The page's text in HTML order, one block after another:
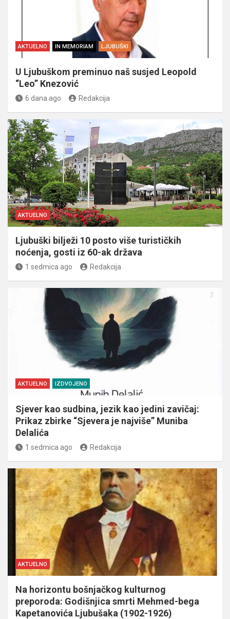
AKTUELNO IN MEMORIAM LJUBUŠKI
U Ljubuškom preminuo naš susjed Leopold
“Leo” Knezović
6 dana ago Redakcija
AKTUELNO
Ljubuški bilježi 10 posto više turističkih
noćenja, gosti iz 60-ak država
1 sedmica ago Redakcija
AKTUELNO IZDVOJENO
Sjever kao sudbina, jezik kao jedini zavičaj:
Prikaz zbirke “Sjevera je najviše” Muniba
Delalića
1 sedmica ago Redakcija
AKTUELNO
Na horizontu bošnjačkog kulturnog
preporoda: Godišnjica smrti Mehmed-bega
Kapetanovića Ljubušaka (1902-1926)